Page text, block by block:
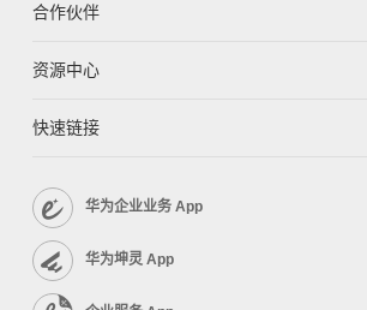
合作伙伴
资源中心
快速链接
华为企业业务 App
华为坤灵 App